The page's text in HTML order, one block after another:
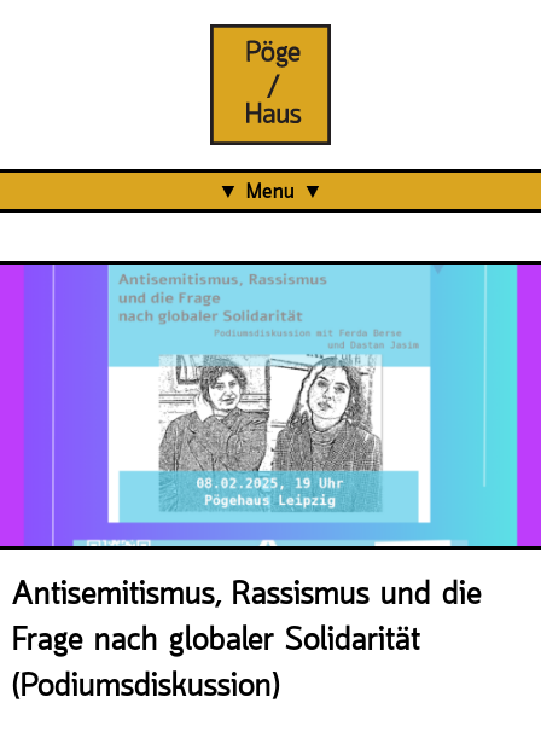
Menu
Projects
Über uns
Was ist das Pöge-Haus?
Team
Organisation
Mitarbeit
Veranstaltungsrückblick
Kontakt und Anfahrt
Datenschutz
Räume mieten
Antisemitismus, Rassismus und die
Frage nach globaler Solidarität
(Podiumsdiskussion)